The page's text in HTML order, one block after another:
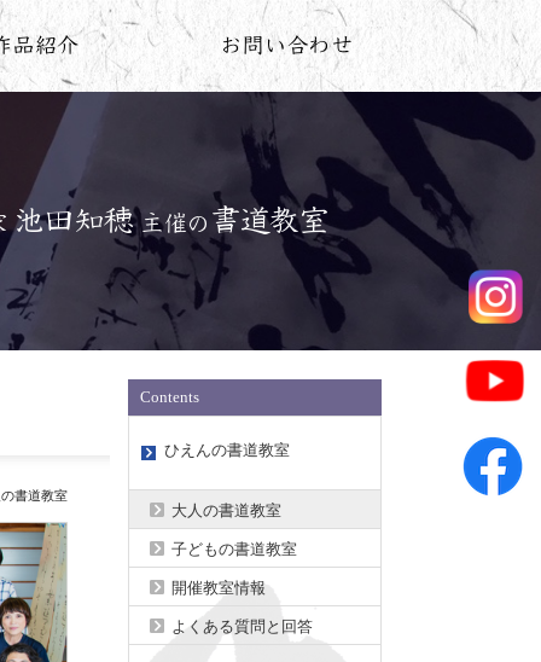
Contents
ひえんの書道教室
大人の書道教室
子どもの書道教室
開催教室情報
よくある質問と回答
書道教室